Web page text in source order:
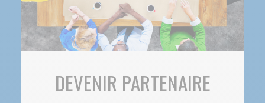
DEVENIR PARTENAIRE